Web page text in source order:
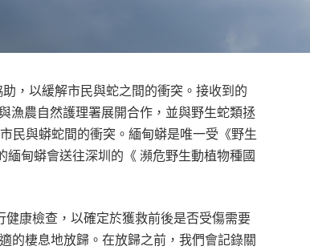
，以緩解市民與蛇之間的衝突。接收到的
漁農自然護理署展開合作，並與野生蛇類拯
民與蟒蛇間的衝突。緬甸蟒是唯一受《野生
甸蟒會送往深圳的《 瀕危野生動植物種國
康檢查，以確定於獲救前後是否受傷需要
的棲息地放歸。在放歸之前，我們會記錄關